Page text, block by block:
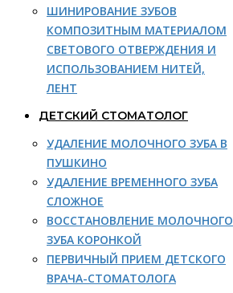
ШИНИРОВАНИЕ ЗУБОВ
КОМПОЗИТНЫМ МАТЕРИАЛОМ
СВЕТОВОГО ОТВЕРЖДЕНИЯ И
ИСПОЛЬЗОВАНИЕМ НИТЕЙ,
ЛЕНТ
ДЕТСКИЙ СТОМАТОЛОГ
УДАЛЕНИЕ МОЛОЧНОГО ЗУБА В
ПУШКИНО
УДАЛЕНИЕ ВРЕМЕННОГО ЗУБА
СЛОЖНОЕ
ВОССТАНОВЛЕНИЕ МОЛОЧНОГО
ЗУБА КОРОНКОЙ
ПЕРВИЧНЫЙ ПРИЕМ ДЕТСКОГО
ВРАЧА-СТОМАТОЛОГА